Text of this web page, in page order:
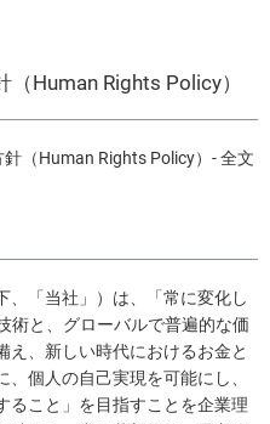
Human Rights Policy）
（Human Rights Policy）- 全文
、「当社」）は、「常に変化し
術と、グローバルで普遍的な価
え、新しい時代におけるお金と
個人の自己実現を可能にし、
ること」を目指すことを企業理